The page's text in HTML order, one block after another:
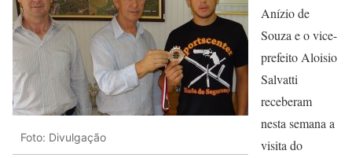
Foto: Divulgação
Anízio de
Souza e o vice-
prefeito Aloisio
Salvatti
receberam
nesta semana a
visita do